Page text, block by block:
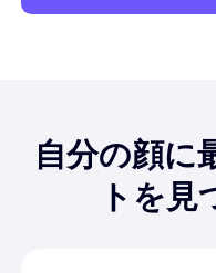
自分の顔に
トを見